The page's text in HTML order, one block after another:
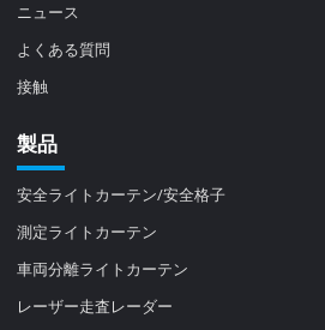
ニュース
よくある質問
接触
製品
安全ライトカーテン/安全格子
測定ライトカーテン
車両分離ライトカーテン
レーザー走査レーダー